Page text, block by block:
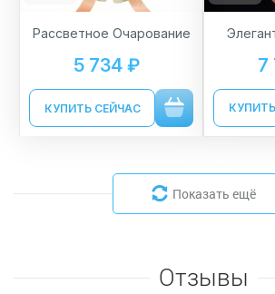
Рассветное Очарование
5 734 ₽
КУПИТЬ СЕЙЧАС
7
Показать ещё
Отзывы